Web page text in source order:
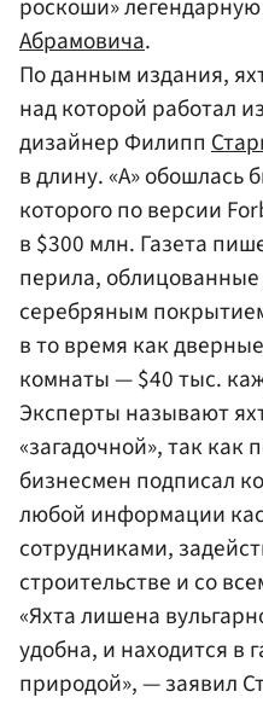
роскоши»
Абрамовича.
По данным издания,
над которой работал
дизайнер Филипп
в длину. «А» обошлась
которого по версии
в $300 млн. Газета
перила,
серебряным
в то время как
комнаты — $40 тыс.
Эксперты называют
«загадочной», так
бизнесмен подписал
любой информации
сотрудниками,
строительстве и со
«Яхта лишена
удобна, и находится в
природой», — заявил